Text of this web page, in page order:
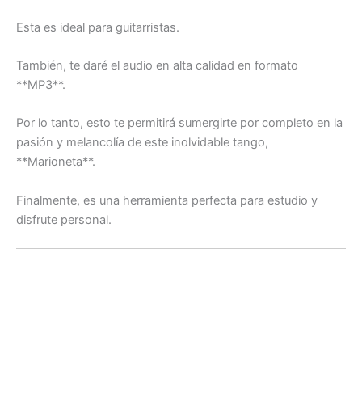
Esta es ideal para guitarristas.
También, te daré el audio en alta calidad en formato
**MP3**.
Por lo tanto, esto te permitirá sumergirte por completo en la
pasión y melancolía de este inolvidable tango,
**Marioneta**.
Finalmente, es una herramienta perfecta para estudio y
disfrute personal.